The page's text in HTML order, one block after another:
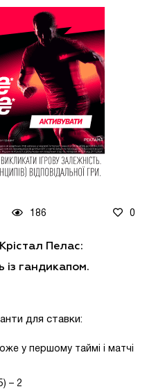
186 0
Крістал Пелас:
із гандикапом.
для ставки:
у першому таймі і матчі
– 2